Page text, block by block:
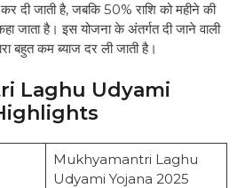
कर दी जाती है, जबकि 50% राशि को महीने की
जाता है। इस योजना के अंतर्गत दी जाने वाली
बहुत कम ब्याज दर ली जाती है।
Laghu Udyami
Mukhyamantri Laghu
Udyami Yojana 2025